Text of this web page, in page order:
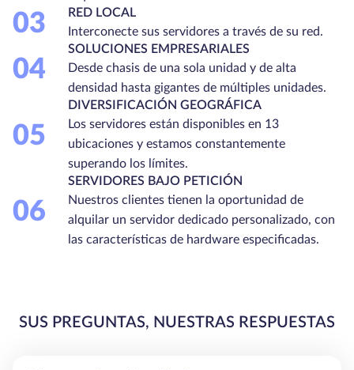
03
RED LOCAL
Interconecte sus servidores a través de su red.
04
SOLUCIONES EMPRESARIALES
Desde chasis de una sola unidad y de alta
densidad hasta gigantes de múltiples unidades.
05
DIVERSIFICACIÓN GEOGRÁFICA
Los servidores están disponibles en 13
ubicaciones y estamos constantemente
superando los límites.
06
SERVIDORES BAJO PETICIÓN
Nuestros clientes tienen la oportunidad de
alquilar un servidor dedicado personalizado, con
las características de hardware especificadas.
SUS PREGUNTAS, NUESTRAS RESPUESTAS